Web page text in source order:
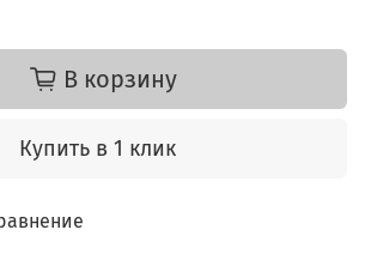
В корзину
Купить в 1 клик